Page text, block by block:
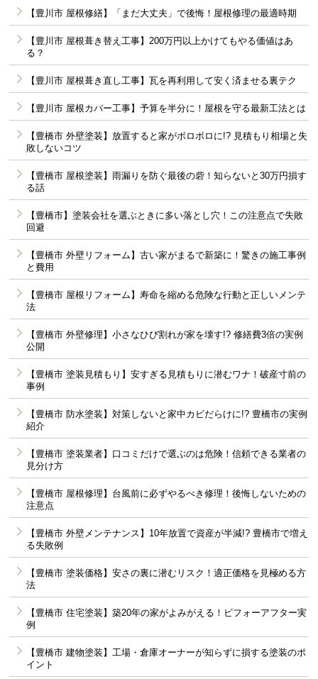
【豊川市 屋根修繕】「まだ大丈夫」で後悔！屋根修理の最適時期
【豊川市 屋根葺き替え工事】200万円以上かけてもやる価値はあ
る？
【豊川市 屋根葺き直し工事】瓦を再利用して安く済ませる裏テク
【豊川市 屋根カバー工事】予算を半分に！屋根を守る最新工法とは
【豊橋市 外壁塗装】放置すると家がボロボロに!? 見積もり相場と失
敗しないコツ
【豊橋市 屋根塗装】雨漏りを防ぐ最後の砦！知らないと30万円損す
る話
【豊橋市】塗装会社を選ぶときに多い落とし穴！この注意点で失敗
回避
【豊橋市 外壁リフォーム】古い家がまるで新築に！驚きの施工事例
と費用
【豊橋市 屋根リフォーム】寿命を縮める危険な行動と正しいメンテ
法
【豊橋市 外壁修理】小さなひび割れが家を壊す!? 修繕費3倍の実例
公開
【豊橋市 塗装見積もり】安すぎる見積もりに潜むワナ！破産寸前の
事例
【豊橋市 防水塗装】対策しないと家中カビだらけに!? 豊橋市の実例
紹介
【豊橋市 塗装業者】口コミだけで選ぶのは危険！信頼できる業者の
見分け方
【豊橋市 屋根修理】台風前に必ずやるべき修理！後悔しないための
注意点
【豊橋市 外壁メンテナンス】10年放置で資産が半減!? 豊橋市で増え
る失敗例
【豊橋市 塗装価格】安さの裏に潜むリスク！適正価格を見極める方
法
【豊橋市 住宅塗装】築20年の家がよみがえる！ビフォーアフター実
例
【豊橋市 建物塗装】工場・倉庫オーナーが知らずに損する塗装のポ
イント